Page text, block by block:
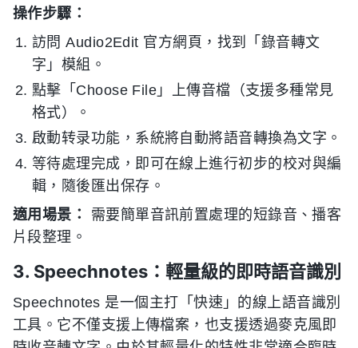
操作步驟：
訪問 Audio2Edit 官方網頁，找到「錄音轉文
字」模組。
點擊「Choose File」上傳音檔（支援多種常見
格式）。
啟動转录功能，系統將自動將語音轉換為文字。
等待處理完成，即可在線上進行初步的校对與編
輯，隨後匯出保存。
適用場景：
需要簡單音訊前置處理的短錄音、播客
片段整理。
3. Speechnotes：輕量級的即時語音識別
Speechnotes 是一個主打「快速」的線上語音識別
工具。它不僅支援上傳檔案，也支援透過麥克風即